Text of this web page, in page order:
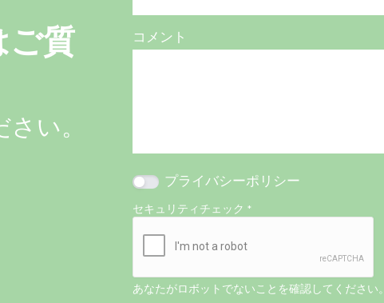
ご質
い。
コメント
プライバシーポリシー
セキュリティチェック*
あなたがロボットでないことを確認してください。